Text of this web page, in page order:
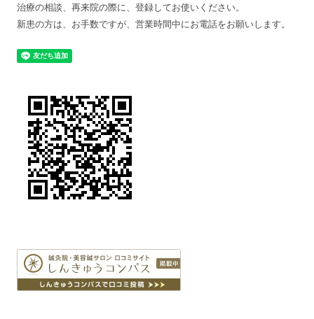
治療の相談、再来院の際に、登録してお使いください。
新患の方は、お手数ですが、営業時間中にお電話をお願いします。